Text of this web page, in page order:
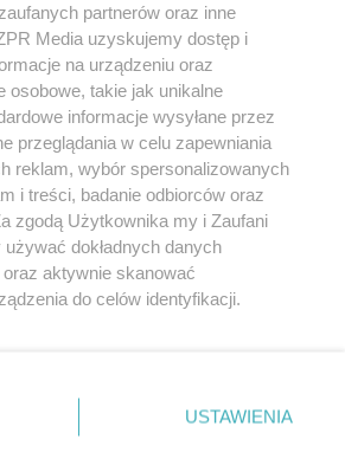
w serwisie nie może być powielany i
rozpowszechniany w jakikolwiek sposób (w
mechaniczny) na jakimkolwiek polu
formie, włącznie z umieszczaniem w
właściciela praw. Jakiekolwiek użycie lub
całości lub w części z naruszeniem prawa,
jest zabronione pod groźbą kary i może być
partnerów oraz inne
Media uzyskujemy dostęp i
na urządzeniu oraz
osobowe, takie jak unikalne
informacje wysyłane przez
przeglądania w celu zapewniania
reklam, wybór spersonalizowanych
i treści, badanie odbiorców oraz
zgodą Użytkownika my i Zaufani
dokładnych danych
aktywnie skanować
do celów identyfikacji.
przycisk ustawień prywatności
dolnym rogu strony
USTAWIENIA